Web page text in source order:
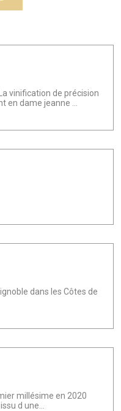
vinification de précision
dame jeanne ...
dans les Côtes de
millésime en 2020
d une...